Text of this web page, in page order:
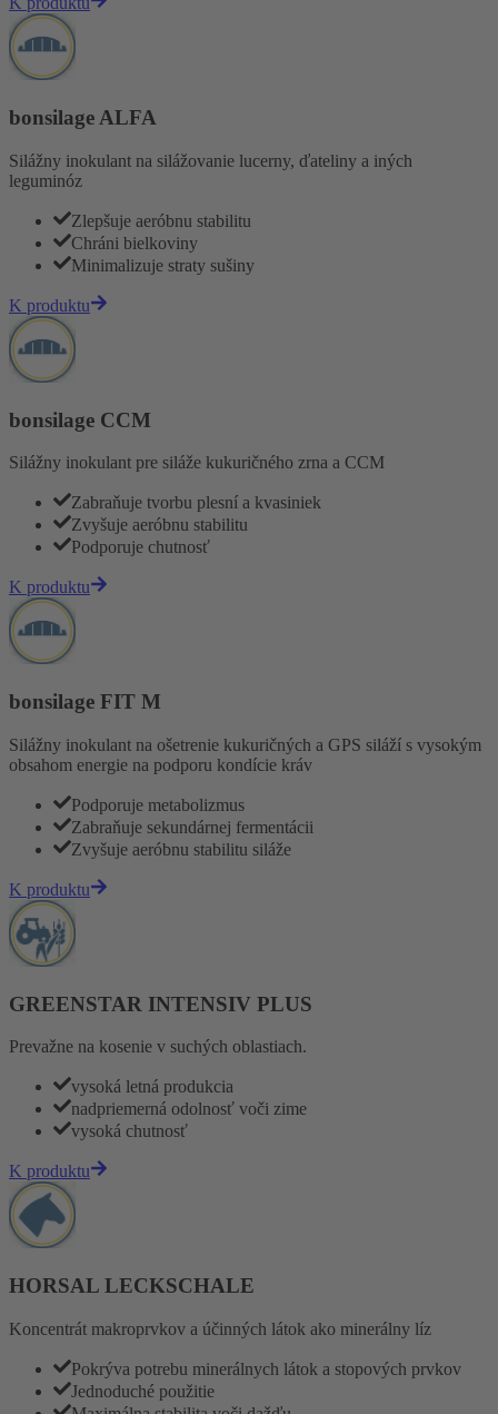
bonsilage ALFA
Silážny inokulant na silážovanie lucerny, ďateliny a iných
leguminóz
Zlepšuje aeróbnu stabilitu
Chráni bielkoviny
Minimalizuje straty sušiny
K produktu
bonsilage CCM
Silážny inokulant pre siláže kukuričného zrna a CCM
Zabraňuje tvorbu plesní a kvasiniek
Zvyšuje aeróbnu stabilitu
Podporuje chutnosť
K produktu
bonsilage FIT M
Silážny inokulant na ošetrenie kukuričných a GPS siláží s vysokým
obsahom energie na podporu kondície kráv
Podporuje metabolizmus
Zabraňuje sekundárnej fermentácii
Zvyšuje aeróbnu stabilitu siláže
K produktu
GREENSTAR INTENSIV PLUS
Prevažne na kosenie v suchých oblastiach.
vysoká letná produkcia
nadpriemerná odolnosť voči zime
vysoká chutnosť
K produktu
HORSAL LECKSCHALE
Koncentrát makroprvkov a účinných látok ako minerálny líz
Pokrýva potrebu minerálnych látok a stopových prvkov
Jednoduché použitie